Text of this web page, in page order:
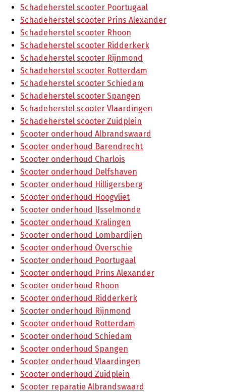
Schadeherstel scooter Poortugaal
Schadeherstel scooter Prins Alexander
Schadeherstel scooter Rhoon
Schadeherstel scooter Ridderkerk
Schadeherstel scooter Rijnmond
Schadeherstel scooter Rotterdam
Schadeherstel scooter Schiedam
Schadeherstel scooter Spangen
Schadeherstel scooter Vlaardingen
Schadeherstel scooter Zuidplein
Scooter onderhoud Albrandswaard
Scooter onderhoud Barendrecht
Scooter onderhoud Charlois
Scooter onderhoud Delfshaven
Scooter onderhoud Hilligersberg
Scooter onderhoud Hoogvliet
Scooter onderhoud IJsselmonde
Scooter onderhoud Kralingen
Scooter onderhoud Lombardijen
Scooter onderhoud Overschie
Scooter onderhoud Poortugaal
Scooter onderhoud Prins Alexander
Scooter onderhoud Rhoon
Scooter onderhoud Ridderkerk
Scooter onderhoud Rijnmond
Scooter onderhoud Rotterdam
Scooter onderhoud Schiedam
Scooter onderhoud Spangen
Scooter onderhoud Vlaardingen
Scooter onderhoud Zuidplein
Scooter reparatie Albrandswaard